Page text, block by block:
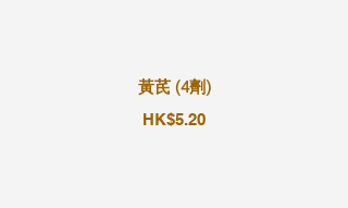
黃芪 (4劑)
HK$5.20